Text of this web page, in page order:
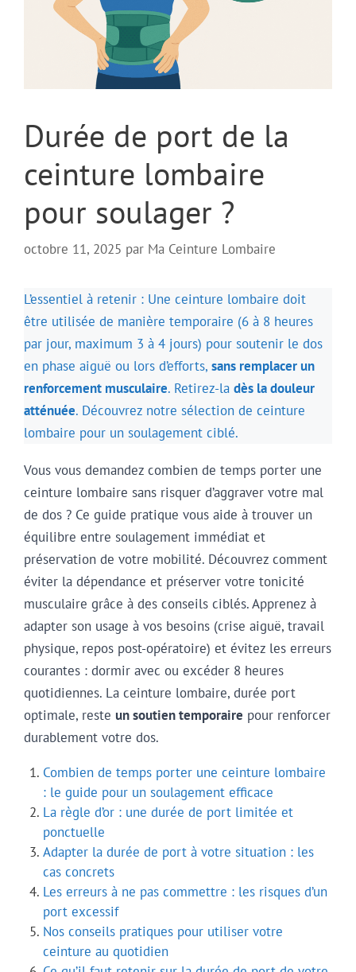
Durée de port de la
ceinture lombaire
pour soulager ?
octobre 11, 2025 par Ma Ceinture Lombaire
L’essentiel à retenir : Une ceinture lombaire doit
être utilisée de manière temporaire (6 à 8 heures
par jour, maximum 3 à 4 jours) pour soutenir le dos
en phase aiguë ou lors d’efforts, sans remplacer un
renforcement musculaire. Retirez-la dès la douleur
atténuée. Découvrez notre sélection de ceinture
lombaire pour un soulagement ciblé.
Vous vous demandez combien de temps porter une
ceinture lombaire sans risquer d’aggraver votre mal
de dos ? Ce guide pratique vous aide à trouver un
équilibre entre soulagement immédiat et
préservation de votre mobilité. Découvrez comment
éviter la dépendance et préserver votre tonicité
musculaire grâce à des conseils ciblés. Apprenez à
adapter son usage à vos besoins (crise aiguë, travail
physique, repos post-opératoire) et évitez les erreurs
courantes : dormir avec ou excéder 8 heures
quotidiennes. La ceinture lombaire, durée port
optimale, reste un soutien temporaire pour renforcer
durablement votre dos.
Combien de temps porter une ceinture lombaire
: le guide pour un soulagement efficace
La règle d’or : une durée de port limitée et
ponctuelle
Adapter la durée de port à votre situation : les
cas concrets
Les erreurs à ne pas commettre : les risques d’un
port excessif
Nos conseils pratiques pour utiliser votre
ceinture au quotidien